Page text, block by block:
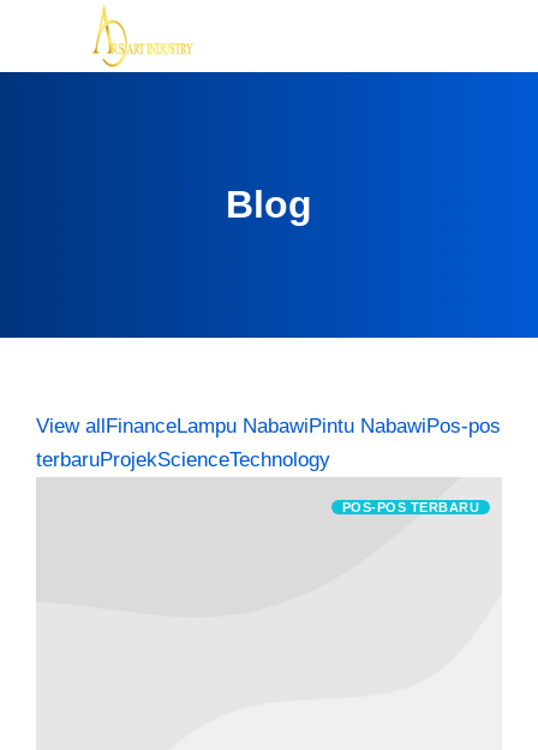
Blog
View allFinanceLampu NabawiPintu NabawiPos-pos
terbaruProjekScienceTechnology
POS-POS TERBARU